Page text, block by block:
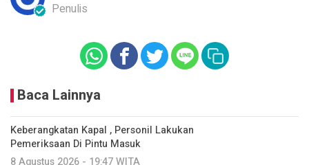
Penulis
Baca Lainnya
Keberangkatan Kapal , Personil Lakukan
Pemeriksaan Di Pintu Masuk
8 Agustus 2026 - 19:47 WITA